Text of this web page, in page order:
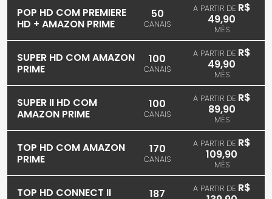
POP HD COM PREMIERE
HD + AMAZON PRIME
50
CANAIS
A PARTIR DE R$
49,90
MÊS
SUPER HD COM AMAZON
PRIME
100
CANAIS
A PARTIR DE R$
49,90
MÊS
SUPER II HD COM
AMAZON PRIME
100
CANAIS
A PARTIR DE R$
89,90
MÊS
TOP HD COM AMAZON
PRIME
170
CANAIS
A PARTIR DE R$
109,90
MÊS
TOP HD CONNECT II
187 A PARTIR DE R$